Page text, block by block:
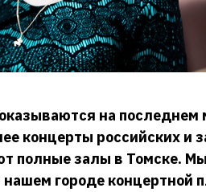
на последнем
концерты российских и
полные залы в Томске.
городе концертной